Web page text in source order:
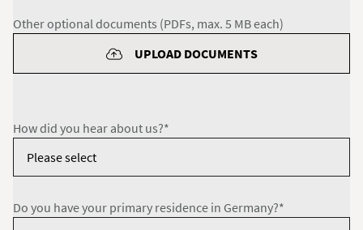
Other optional documents (PDFs, max. 5 MB each)
UPLOAD DOCUMENTS
How did you hear about us?*
Do you have your primary residence in Germany?*